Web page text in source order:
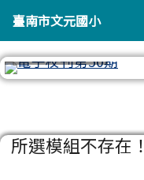
跳至主內容區
臺南市文元國小
導覽列
臺南市文元國小
主內容區域
所選模組不存在！
頁尾區域